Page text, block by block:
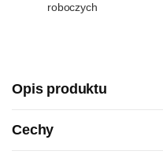
roboczych
Opis produktu
Cechy